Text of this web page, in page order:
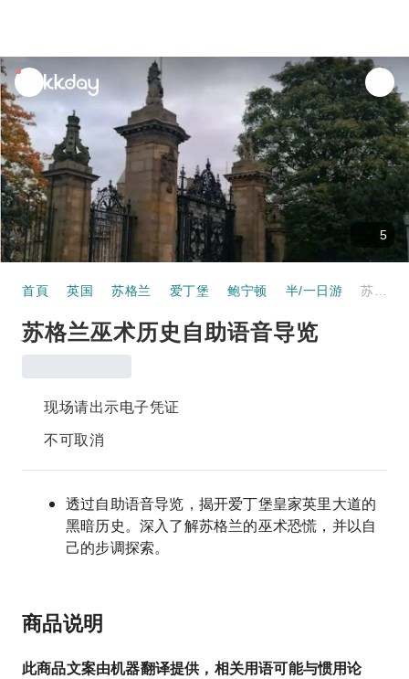
unread
notifications
5
首頁 英国 苏格兰 爱丁堡 鲍宁顿 半/一日游
苏格兰巫术历史自助语音导览
现场请出示电子凭证
不可取消
透过自助语音导览，揭开爱丁堡皇家英里大道的
黑暗历史。深入了解苏格兰的巫术恐慌，并以自
己的步调探索。
商品说明
此商品文案由机器翻译提供，相关用语可能与惯用论